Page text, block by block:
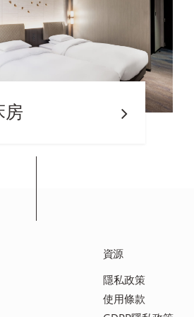
房
資源
隱私政策
使用條款